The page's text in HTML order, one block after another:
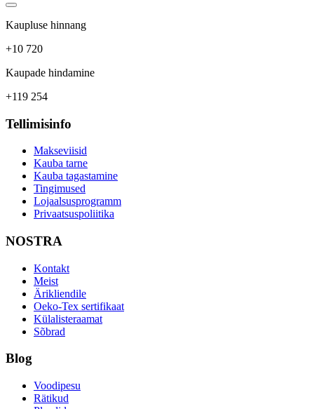
Kaupluse hinnang
+10 720
Kaupade hindamine
+119 254
Tellimisinfo
Makseviisid
Kauba tarne
Kauba tagastamine
Tingimused
Lojaalsusprogramm
Privaatsuspoliitika
NOSTRA
Kontakt
Meist
Ärikliendile
Oeko-Tex sertifikaat
Külalisteraamat
Sõbrad
Blog
Voodipesu
Rätikud